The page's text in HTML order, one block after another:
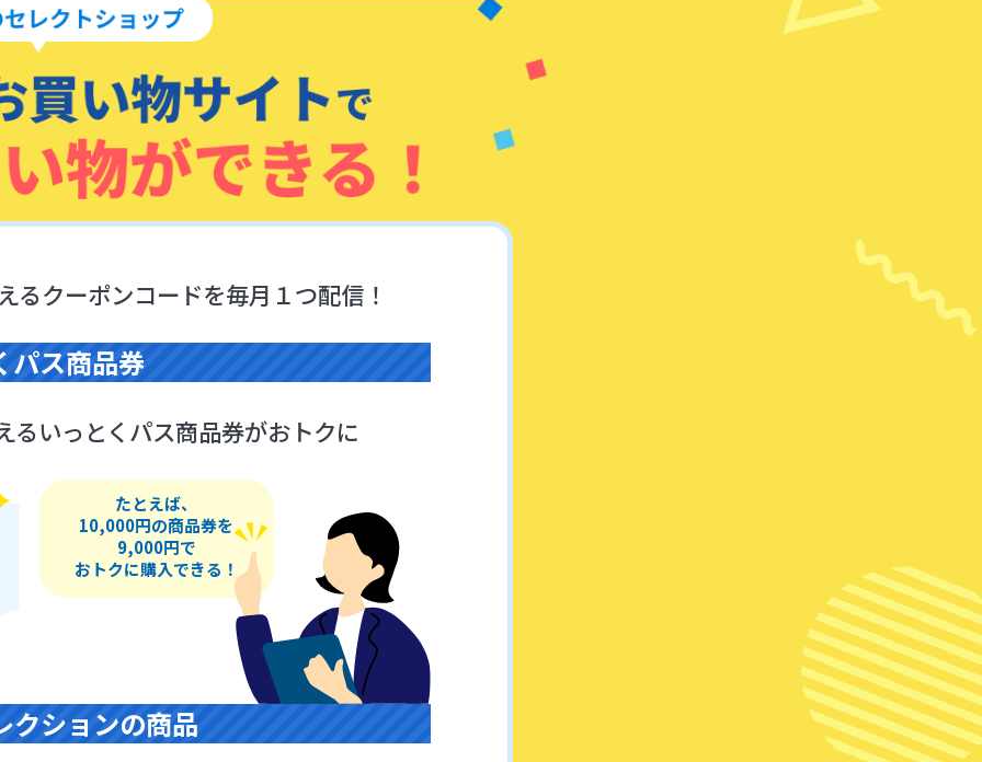
るクーポンコードを毎月１つ配信！
パス商品券
るいっとくパス商品券がおトクに
たとえば、
10,000円の商品券を
9,000円で
おトクに購入できる！
クションの商品